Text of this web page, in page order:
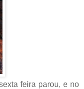
feira parou, e no